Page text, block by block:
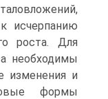
исчерпанию
роста. Для
необходимы
изменения и
формы